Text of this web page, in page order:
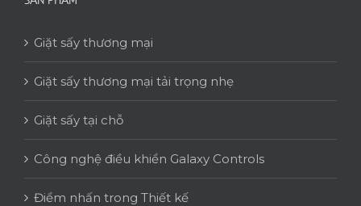
Giặt sấy thương mại
Giặt sấy thương mại tải trọng nhẹ
Giặt sấy tại chỗ
Công nghệ điều khiển Galaxy Controls
Điểm nhấn trong Thiết kế